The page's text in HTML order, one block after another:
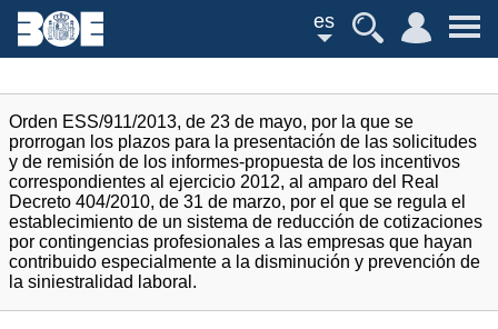
es
Orden ESS/911/2013, de 23 de mayo, por la que se
prorrogan los plazos para la presentación de las solicitudes
y de remisión de los informes-propuesta de los incentivos
correspondientes al ejercicio 2012, al amparo del Real
Decreto 404/2010, de 31 de marzo, por el que se regula el
establecimiento de un sistema de reducción de cotizaciones
por contingencias profesionales a las empresas que hayan
contribuido especialmente a la disminución y prevención de
la siniestralidad laboral.